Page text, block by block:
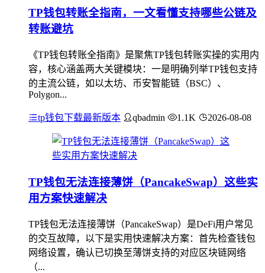
TP钱包转账全指南，一文看懂支持哪些公链及
转账避坑
《TP钱包转账全指南》是聚焦TP钱包转账实操的实用内
容，核心涵盖两大关键模块：一是明确列举TP钱包支持
的主流公链，如以太坊、币安智能链（BSC）、
Polygon...
tp钱包下载最新版本 qbadmin 1.1K 2026-08-08
TP钱包无法连接薄饼（PancakeSwap）这些实
用方案快速解决
TP钱包无法连接薄饼（PancakeSwap）是DeFi用户常见
的交互故障，以下是实用快速解决方案：首先检查钱包
网络设置，确认已切换至薄饼支持的对应区块链网络
（...